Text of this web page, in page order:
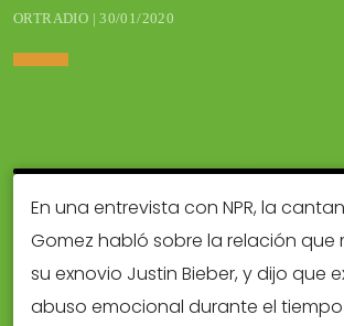
ORTRADIO | 30/01/2020
En una entrevista con NPR, la
Gomez habló sobre la relación
su exnovio Justin Bieber, y dijo que
abuso emocional durante el